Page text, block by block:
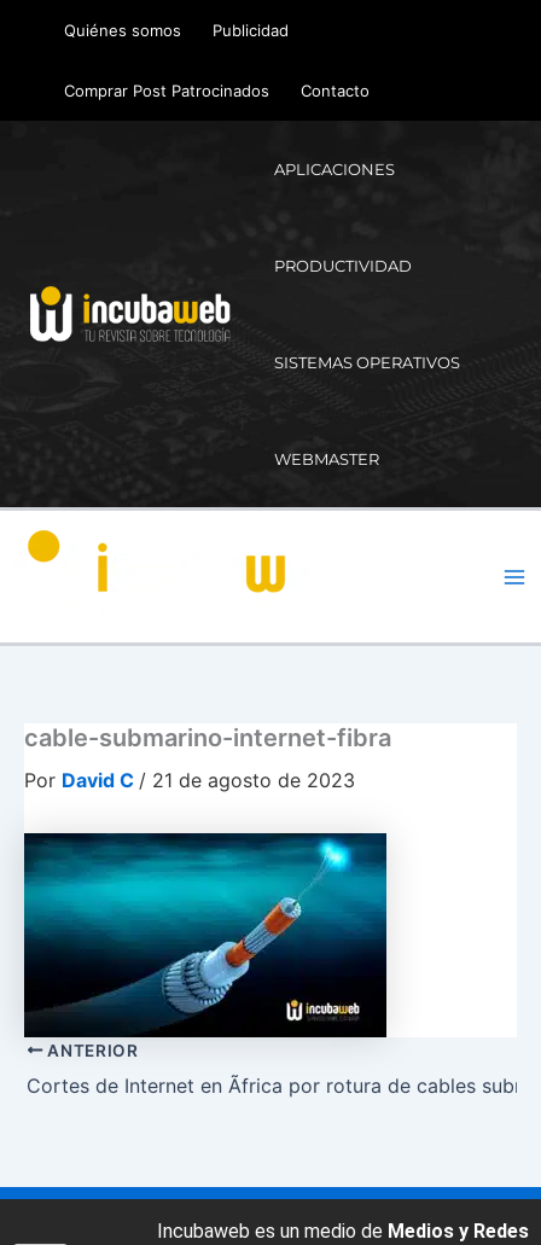
Quiénes somos Publicidad
Comprar Post Patrocinados Contacto
APLICACIONES
PRODUCTIVIDAD
SISTEMAS OPERATIVOS
WEBMASTER
cable-submarino-internet-fibra
Por David C / 21 de agosto de 2023
ANTERIOR
Cortes de Internet en Ãfrica por rotura de cables
Incubaweb es un medio de Medios y Redes